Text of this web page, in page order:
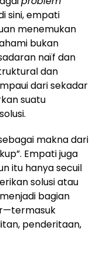
sini, empati
menemukan
bukan
naïf dan
dan
dari sekadar
suatu
makna dari
Empati juga
itu hanya secuil
solusi atau
bagian
penderitaan,